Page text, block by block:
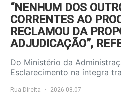
“NENHUM DOS
CORRENTES AO
RECLAMOU DA
ADJUDICAÇÃO”,
Do Ministério da
Esclarecimento na íntegra
Rua Direita 2026.08.07